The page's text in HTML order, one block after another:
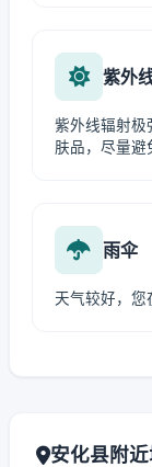
紫外
紫外线辐射极
肤品，尽量避
雨伞
天气较好，您
安化县附